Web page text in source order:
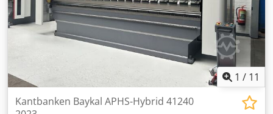
1 / 11
Kantbanken Baykal APHS-Hybrid 41240